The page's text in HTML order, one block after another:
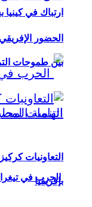
ارتباك في كينيا بشأن
الحرب في
الحضور
بين طموحات
التعاونيات
بإفريقيا